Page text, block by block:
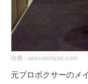
出典 : upscalehype.com
元プロボクサーのメ